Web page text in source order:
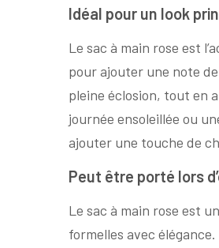
Idéal pour un look
Le sac à main rose est
pour ajouter une note
pleine éclosion, tout en
journée ensoleillée ou
ajouter une touche de
Peut être porté lors
Le sac à main rose est
formelles avec